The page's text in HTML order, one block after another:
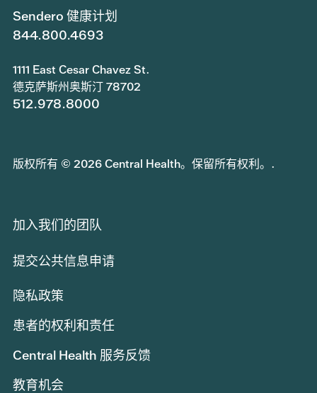
Sendero 健康计划
844.800.4693
1111 East Cesar Chavez St.
德克萨斯州奥斯汀 78702
512.978.8000
版权所有 © 2026 Central Health。保留所有权利。.
加入我们的团队
提交公共信息申请
隐私政策
患者的权利和责任
Central Health 服务反馈
教育机会